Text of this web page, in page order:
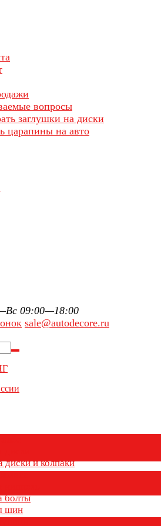
вопросы
заглушки на диски
царапины на авто
09:00—18:00
sale@autodecore.ru
диски и колпаки
болты
шин